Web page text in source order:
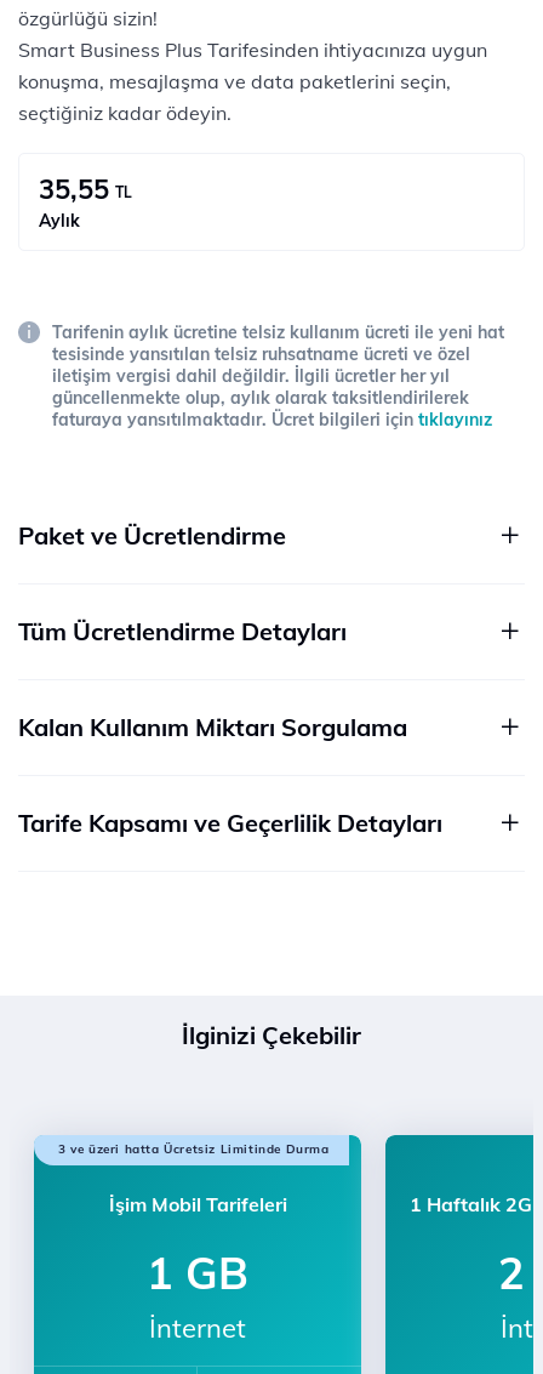
özgürlüğü sizin!
Smart Business Plus Tarifesinden ihtiyacınıza uygun
konuşma, mesajlaşma ve data paketlerini seçin,
seçtiğiniz kadar ödeyin.
35,55 TL
Aylık
Tarifenin aylık ücretine telsiz kullanım ücreti ile yeni hat
tesisinde yansıtılan telsiz ruhsatname ücreti ve özel
iletişim vergisi dahil değildir. İlgili ücretler her yıl
güncellenmekte olup, aylık olarak taksitlendirilerek
faturaya yansıtılmaktadır. Ücret bilgileri için tıklayınız
Paket ve Ücretlendirme
Tüm Ücretlendirme Detayları
Kalan Kullanım Miktarı Sorgulama
Tarife Kapsamı ve Geçerlilik Detayları
İlginizi Çekebilir
3 ve üzeri hatta Ücretsiz Limitinde Durma
İşim Mobil Tarifeleri
1 GB
İnternet
1 Haftalık
2